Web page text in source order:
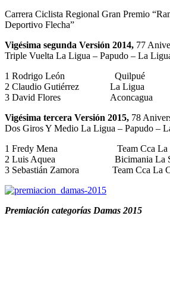
Carrera Ciclista Regional Gran Premio
Deportivo Flecha”
Vigésima segunda Versión 2014, 77
Triple Vuelta La Ligua – Papudo – La
1 Rodrigo León Quilpué
2 Claudio Gutiérrez La Ligua
3 David Flores Aconcagua
Vigésima tercera Versión 2015, 78
Dos Giros Y Medio La Ligua – Papudo –
1 Fredy Mena Team Cca La
2 Luis Aquea Bicimania La
3 Sebastián Zamora Team Cca La
Premiación categorías Damas 2015